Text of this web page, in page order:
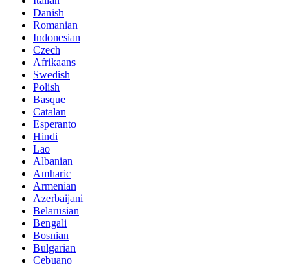
Danish
Romanian
Indonesian
Czech
Afrikaans
Swedish
Polish
Basque
Catalan
Esperanto
Hindi
Lao
Albanian
Amharic
Armenian
Azerbaijani
Belarusian
Bengali
Bosnian
Bulgarian
Cebuano